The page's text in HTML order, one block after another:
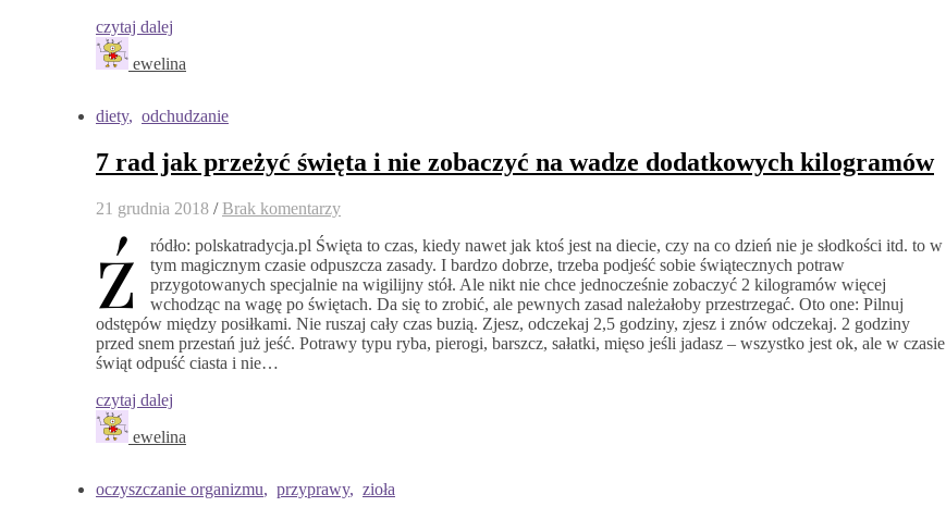
czytaj dalej
ewelina
diety, odchudzanie
7 rad jak przeżyć święta i nie zobaczyć na wadze dodatkowych kilogramów
21 grudnia 2018 / Brak komentarzy
ź
ródło: polskatradycja.pl Święta to czas, kiedy nawet jak ktoś jest na diecie, czy na co dzień nie je słodkości itd. to w
tym magicznym czasie odpuszcza zasady. I bardzo dobrze, trzeba podjeść sobie świątecznych potraw
przygotowanych specjalnie na wigilijny stół. Ale nikt nie chce jednocześnie zobaczyć 2 kilogramów więcej
wchodząc na wagę po świętach. Da się to zrobić, ale pewnych zasad należałoby przestrzegać. Oto one: Pilnuj
odstępów między posiłkami. Nie ruszaj cały czas buzią. Zjesz, odczekaj 2,5 godziny, zjesz i znów odczekaj. 2 godziny
przed snem przestań już jeść. Potrawy typu ryba, pierogi, barszcz, sałatki, mięso jeśli jadasz – wszystko jest ok, ale w czasie
świąt odpuść ciasta i nie…
czytaj dalej
ewelina
oczyszczanie organizmu, przyprawy, zioła